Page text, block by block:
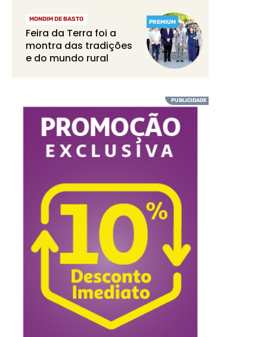
PREMIUM
MONDIM DE BASTO
Feira da Terra foi a
montra das tradições
e do mundo rural